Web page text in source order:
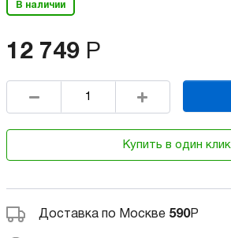
В наличии
12 749 Р
Купить в один клик
Доставка по Москве 590Р